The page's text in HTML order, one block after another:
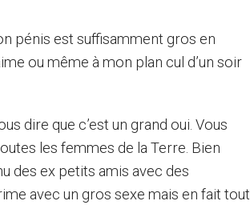
pénis est suffisamment gros en
ou même à mon plan cul d’un soir
dire que c’est un grand oui. Vous
les femmes de la Terre. Bien
des ex petits amis avec des
avec un gros sexe mais en fait tout